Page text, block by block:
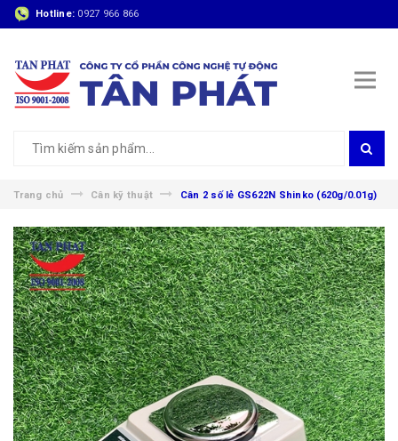
Hotline: 0927 966 866
Trang chủ Cân kỹ thuật Cân 2 số lẻ GS622N Shinko (620g/0.01g)